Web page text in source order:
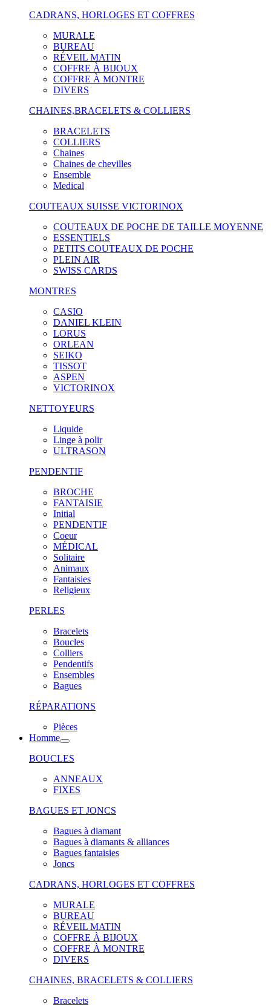
CADRANS, HORLOGES ET COFFRES
MURALE
BUREAU
RÉVEIL MATIN
COFFRE À BIJOUX
COFFRE À MONTRE
DIVERS
CHAINES,BRACELETS & COLLIERS
BRACELETS
COLLIERS
Chaines
Chaines de chevilles
Ensemble
Medical
COUTEAUX SUISSE VICTORINOX
COUTEAUX DE POCHE DE TAILLE MOYENNE
ESSENTIELS
PETITS COUTEAUX DE POCHE
PLEIN AIR
SWISS CARDS
MONTRES
CASIO
DANIEL KLEIN
LORUS
ORLEAN
SEIKO
TISSOT
ASPEN
VICTORINOX
NETTOYEURS
Liquide
Linge à polir
ULTRASON
PENDENTIF
BROCHE
FANTAISIE
Initial
PENDENTIF
Coeur
MÉDICAL
Solitaire
Animaux
Fantaisies
Religieux
PERLES
Bracelets
Boucles
Colliers
Pendentifs
Ensembles
Bagues
RÉPARATIONS
Pièces
Homme
BOUCLES
ANNEAUX
FIXES
BAGUES ET JONCS
Bagues à diamant
Bagues à diamants & alliances
Bagues fantaisies
Joncs
CADRANS, HORLOGES ET COFFRES
MURALE
BUREAU
RÉVEIL MATIN
COFFRE À BIJOUX
COFFRE À MONTRE
DIVERS
CHAINES, BRACELETS & COLLIERS
Bracelets